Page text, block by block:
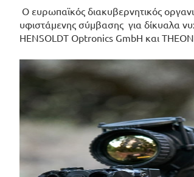
Ο ευρωπαϊκός διακυβερνητικός
υφιστάμενης σύμβασης για δίκυαλα
HENSOLDT Optronics GmbH και